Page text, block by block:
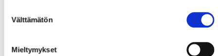
valinta
Välttämätön
Mieltymykset